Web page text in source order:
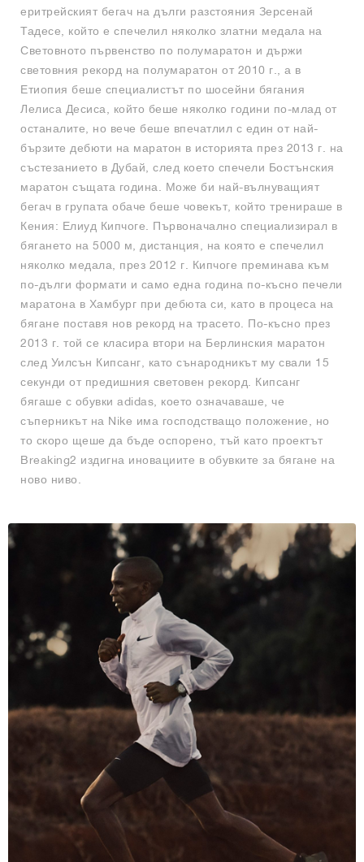
еритрейският бегач на дълги разстояния Зерсенай
Тадесе, който е спечелил няколко златни медала на
Световното първенство по полумаратон и държи
световния рекорд на полумаратон от 2010 г., а в
Етиопия беше специалистът по шосейни бягания
Лелиса Десиса, който беше няколко години по-млад от
останалите, но вече беше впечатлил с един от най-
бързите дебюти на маратон в историята през 2013 г. на
състезанието в Дубай, след което спечели Бостънския
маратон същата година. Може би най-вълнуващият
бегач в групата обаче беше човекът, който тренираше в
Кения: Елиуд Кипчоге. Първоначално специализирал в
бягането на 5000 м, дистанция, на която е спечелил
няколко медала, през 2012 г. Кипчоге преминава към
по-дълги формати и само една година по-късно печели
маратона в Хамбург при дебюта си, като в процеса на
бягане поставя нов рекорд на трасето. По-късно през
2013 г. той се класира втори на Берлинския маратон
след Уилсън Кипсанг, като сънародникът му свали 15
секунди от предишния световен рекорд. Кипсанг
бягаше с обувки adidas, което означаваше, че
съперникът на Nike има господстващо положение, но
то скоро щеше да бъде оспорено, тъй като проектът
Breaking2 издигна иновациите в обувките за бягане на
ново ниво.